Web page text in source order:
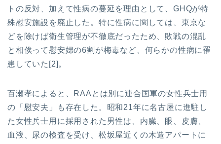
トの反対、加えて性病の蔓延を理由として、GHQが特
殊慰安施設を廃止した。特に性病に関しては、東京な
どを除けば衛生管理が不徹底だったため、敗戦の混乱
と相俟って慰安婦の6割が梅毒など、何らかの性病に罹
患していた[2]。
百瀬孝によると、RAAとは別に連合国軍の女性兵士用
の「慰安夫」も存在した。昭和21年に名古屋に進駐し
た女性兵士用に採用された男性は、内臓、眼、皮膚、
血液、尿の検査を受け、松坂屋近くの木造アパートに